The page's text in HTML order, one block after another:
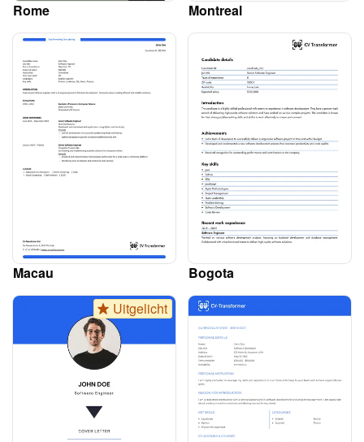
Rome Montreal
Macau
Bogota
Uitgelicht